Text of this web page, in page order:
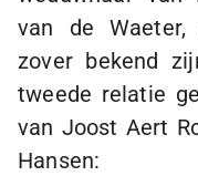
van de Waeter,
zover bekend
tweede relatie
van Joost Aert
Hansen: